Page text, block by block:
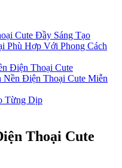
Cute Đầy Sáng Tạo
Phù Hợp Với Phong Cách
Điện Thoại Cute
Nền Điện Thoại Cute Miễn
Từng Dịp
Thoại Cute